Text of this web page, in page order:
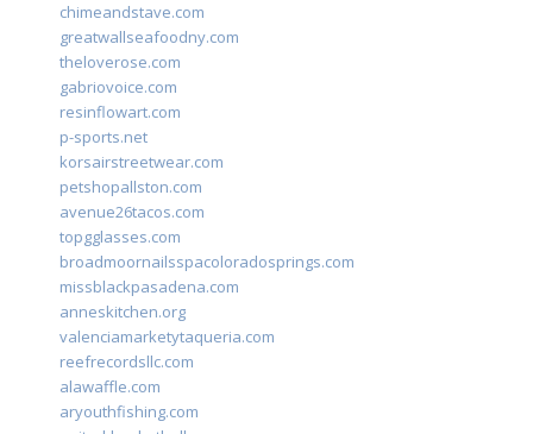
chimeandstave.com
greatwallseafoodny.com
theloverose.com
gabriovoice.com
resinflowart.com
p-sports.net
korsairstreetwear.com
petshopallston.com
avenue26tacos.com
topgglasses.com
broadmoornailsspacoloradosprings.com
missblackpasadena.com
anneskitchen.org
valenciamarketytaqueria.com
reefrecordsllc.com
alawaffle.com
aryouthfishing.com